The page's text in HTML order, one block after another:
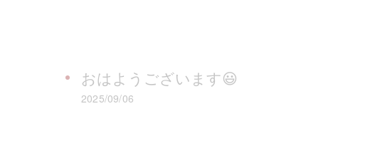
おはようございます😃
2025/09/06